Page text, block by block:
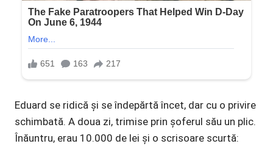
Eduard se ridică și se îndepărtă încet, dar cu o privire
schimbată. A doua zi, trimise prin șoferul său un plic.
Înăuntru, erau 10.000 de lei și o scrisoare scurtă: